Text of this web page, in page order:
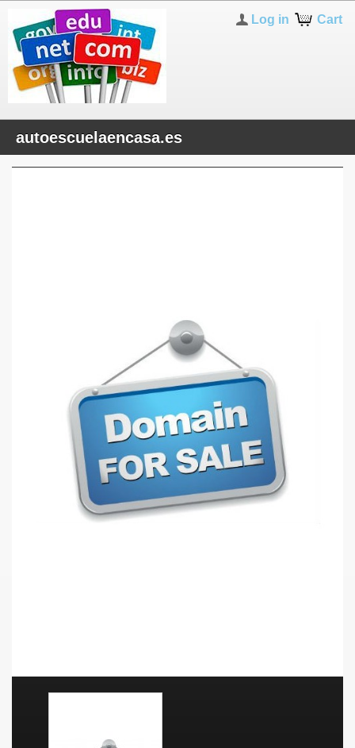
Cart
Log in
autoescuelaencasa.es